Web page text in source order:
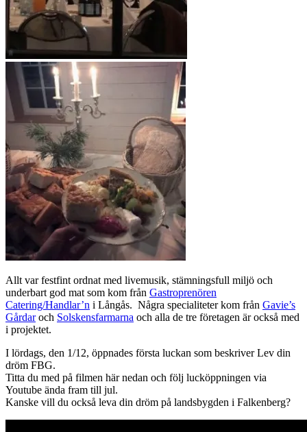
Allt var festfint ordnat med livemusik, stämningsfull miljö och
underbart god mat som kom från Gastroprenören
Catering/Handlar’n i Långås. Några specialiteter kom från Gavie’s
Gårdaroch Solskensfarmarna och alla de tre företagen är också med
i projektet.
I lördags, den 1/12, öppnades första luckan som beskriver Lev din
dröm FBG.
Titta du med på filmen här nedan och följ lucköppningen via
Youtube ända fram till jul.
Kanske vill du också leva din dröm på landsbygden i Falkenberg?